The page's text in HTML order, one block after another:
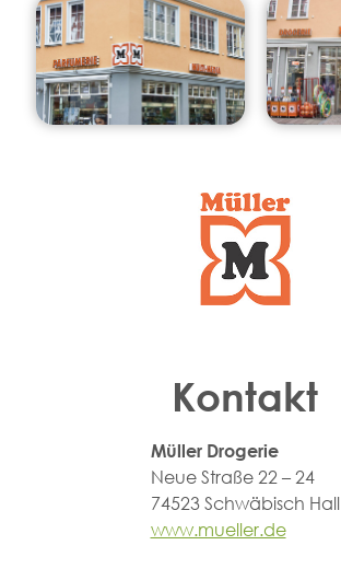
Kontakt
Müller Drogerie
Neue Straße 22 – 24
74523 Schwäbisch Hall
www.mueller.de